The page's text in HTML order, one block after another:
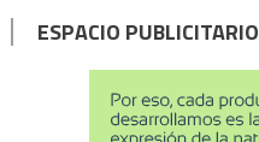
ESPACIO PUBLICITARIO